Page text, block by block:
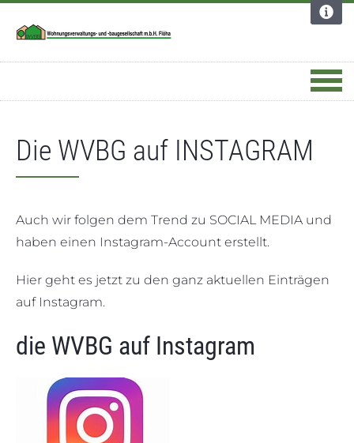
Apotheke
Deutschland
Die WVBG auf INSTAGRAM
Auch wir folgen dem Trend zu SOCIAL MEDIA und
haben einen Instagram-Account erstellt.
Hier geht es jetzt zu den ganz aktuellen Einträgen
auf Instagram.
die WVBG auf Instagram